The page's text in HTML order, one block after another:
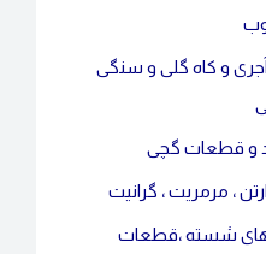
و کاه گلی و سنگی
و قطعات گچی
، مرمریت ، گرانیت
های شسته ،قطعات